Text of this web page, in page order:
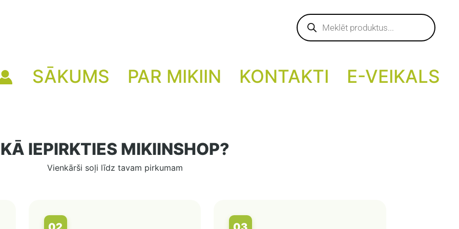
Products
search
SĀKUMS PAR MIKIIN KONTAKTI E-VEIKALS
KĀ IEPIRKTIES MIKIINSHOP?
Vienkārši soļi līdz tavam pirkumam